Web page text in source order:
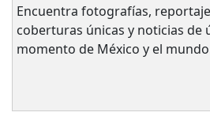
Encuentra fotografías,
coberturas únicas y noticias de
momento de México y el